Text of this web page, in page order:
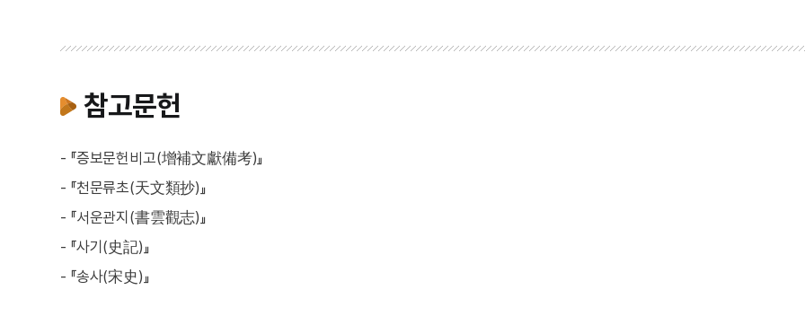
참고문헌
- 『증보문헌비고(增補文獻備考)』
- 『천문류초(天文類抄)』
- 『서운관지(書雲觀志)』
- 『사기(史記)』
- 『송사(宋史)』